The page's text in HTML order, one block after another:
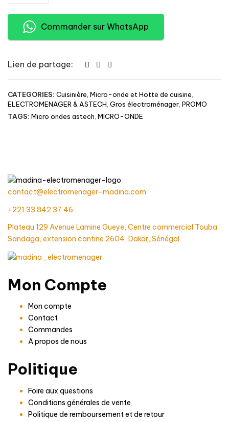
MICRO
ONDES
ASTECH
30
AVEC
ELECTROMENAGER,Mdina
Commander sur WhatsApp
Lien de partage:
CATEGORIES: Cuisinière, Micro-onde et Hotte de cuisine
ELECTROMENAGER & ASTECH Gros électroménager PROMO
TAGS: Micro ondes astech MICRO-ONDE
contact@electromenager-madina.com
+221 33 842 37 46
Plateau 129 Avenue Lamine Gueye, Centre commercial Touba
Sandaga, extension cantine 2604, Dakar, Sénégal
Mon Compte
Mon compte
Contact
Commandes
A propos de nous
Politique
Foire aux questions
Conditions générales de vente
Politique de remboursement et de retour